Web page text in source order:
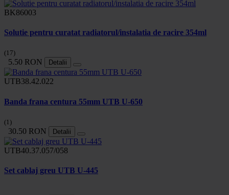
BK86003
Solutie pentru curatat radiatorul/instalatia de racire 354ml
(17)
5.50 RON Detalii
UTB38.42.022
Banda frana centura 55mm UTB U-650
(1)
30.50 RON Detalii
UTB40.37.057/058
Set cablaj greu UTB U-445